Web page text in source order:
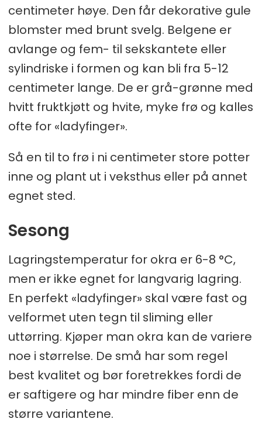
centimeter høye. Den får dekorative gule
blomster med brunt svelg. Belgene er
avlange og fem- til sekskantete eller
sylindriske i formen og kan bli fra 5-12
centimeter lange. De er grå-grønne med
hvitt fruktkjøtt og hvite, myke frø og kalles
ofte for «ladyfinger».
Så en til to frø i ni centimeter store potter
inne og plant ut i veksthus eller på annet
egnet sted.
Sesong
Lagringstemperatur for okra er 6-8 °C,
men er ikke egnet for langvarig lagring.
En perfekt «ladyfinger» skal være fast og
velformet uten tegn til sliming eller
uttørring. Kjøper man okra kan de variere
noe i størrelse. De små har som regel
best kvalitet og bør foretrekkes fordi de
er saftigere og har mindre fiber enn de
større variantene.